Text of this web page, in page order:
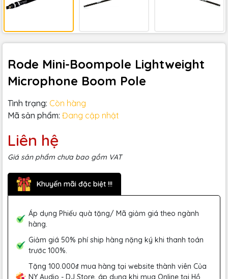
Rode Mini-Boompole Lightweight
Microphone Boom Pole
Tình trạng: Còn hàng
Mã sản phẩm: Đang cập nhật
Liên hệ
Giá sản phẩm chưa bao gồm VAT
Khuyến mãi đặc biệt !!!
Áp dụng Phiếu quà tặng/ Mã giảm giá theo ngành
hàng.
Giảm giá 50% phí ship hàng nặng ký khi thanh toán
trước 100%.
Tặng 100.000₫ mua hàng tại website thành viên Của
NY Audio - DJ Store, áp dụng khi mua Online tại Hồ